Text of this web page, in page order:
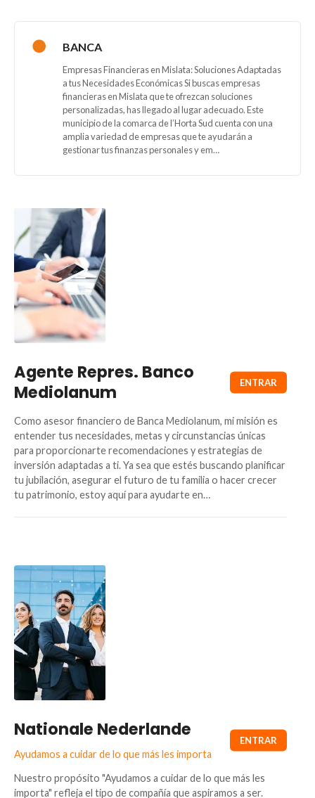
BANCA
Empresas Financieras en Mislata: Soluciones Adaptadas
a tus Necesidades Económicas Si buscas empresas
financieras en Mislata que te ofrezcan soluciones
personalizadas, has llegado al lugar adecuado. Este
municipio de la comarca de l’Horta Sud cuenta con una
amplia variedad de empresas que te ayudarán a
gestionar tus finanzas personales y em…
Agente Repres. Banco
Mediolanum
Como asesor financiero de Banca Mediolanum, mi misión es
entender tus necesidades, metas y circunstancias únicas
para proporcionarte recomendaciones y estrategias de
inversión adaptadas a ti. Ya sea que estés buscando planificar
tu jubilación, asegurar el futuro de tu familia o hacer crecer
tu patrimonio, estoy aquí para ayudarte en…
Nationale Nederlande
Ayudamos a cuidar de lo que más les importa
Nuestro propósito "Ayudamos a cuidar de lo que más les
importa" refleja el tipo de compañía que aspiramos a ser.